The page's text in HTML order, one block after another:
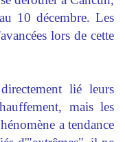
10 décembre. Les
lors de cette
lié leurs
mais les
a tendance